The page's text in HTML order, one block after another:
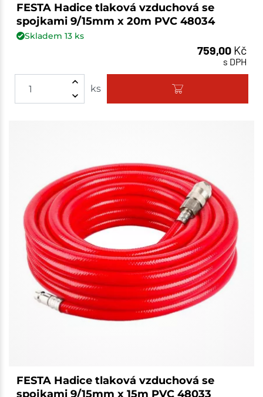
FESTA Hadice tlaková vzduchová se
spojkami 9/15mm x 20m PVC 48034
Skladem 13ks
759,00 Kč
s DPH
ks
FESTA Hadice tlaková vzduchová se
spojkami 9/15mm x 15m PVC 48033